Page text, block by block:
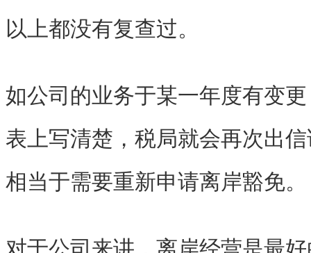
以上都没有复查过。
如公司的业务于某一年度有变
表上写清楚，税局就会再次出
相当于需要重新申请离岸豁免。